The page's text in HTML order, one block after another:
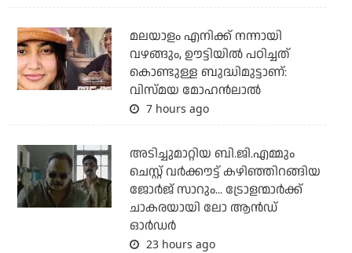
മലയാളം എനിക്ക് നന്നായി
വഴങ്ങും, ഊട്ടിയില്‍ പഠിച്ചത്
കൊണ്ടുള്ള ബുദ്ധിമുട്ടാണ്:
വിസ്മയ മോഹന്‍ലാല്‍
7 hours ago
അടിച്ചുമാറ്റിയ ബി.ജി.എമ്മും
ചെസ്റ്റ് വര്‍ക്കൗട്ട് കഴിഞ്ഞിറങ്ങിയ
ജോര്‍ജ് സാറും... ട്രോളന്മാര്‍ക്ക്
ചാകരയായി ലോ ആന്‍ഡ്
ഓര്‍ഡര്‍
23 hours ago